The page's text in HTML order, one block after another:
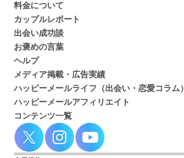
料金について
カップルレポート
出会い成功談
お褒めの言葉
ヘルプ
メディア掲載・広告実績
ハッピーメールライフ（出会い・恋愛コラム）
ハッピーメールアフィリエイト
コンテンツ一覧